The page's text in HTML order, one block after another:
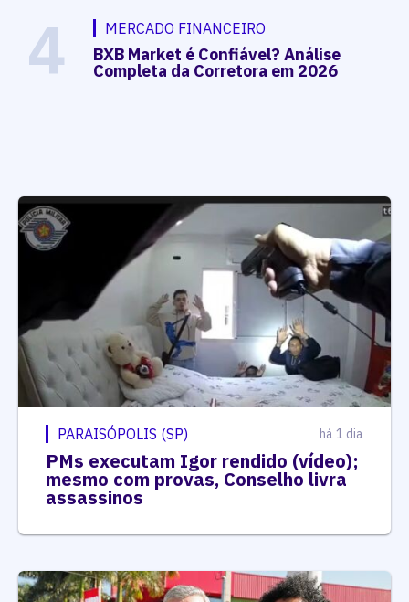
4 MERCADO FINANCEIRO
BXB Market é Confiável? Análise
Completa da Corretora em 2026
PARAISÓPOLIS (SP) há 1 dia
PMs executam Igor rendido (vídeo);
mesmo com provas, Conselho livra
assassinos